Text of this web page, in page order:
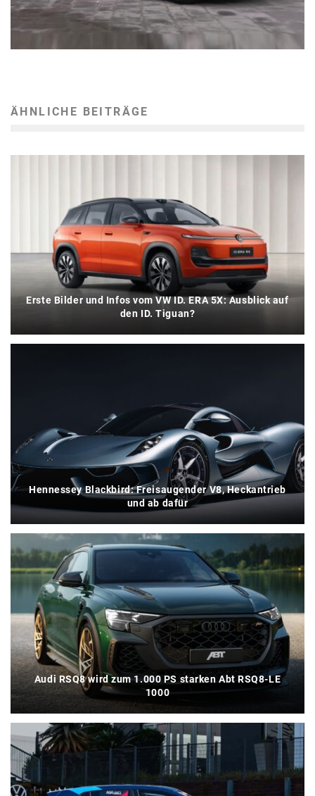
ÄHNLICHE BEITRÄGE
Erste Bilder und Infos vom VW ID. ERA 5X: Ausblick auf
den ID. Tiguan?
Hennessey Blackbird: Freisaugender V8, Heckantrieb
und ab dafür
Audi RSQ8 wird zum 1.000 PS starken Abt RSQ8-LE
1000